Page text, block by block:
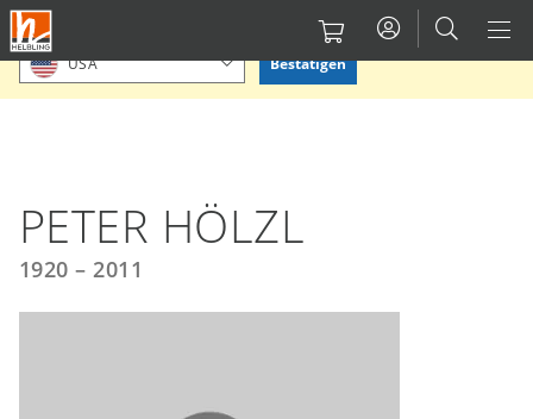
Direkt
zum
Inhalt
Bitte Standort bestätigen oder einen anderen auswählen.
USA Bestätigen
PETER HÖLZL
1920 – 2011